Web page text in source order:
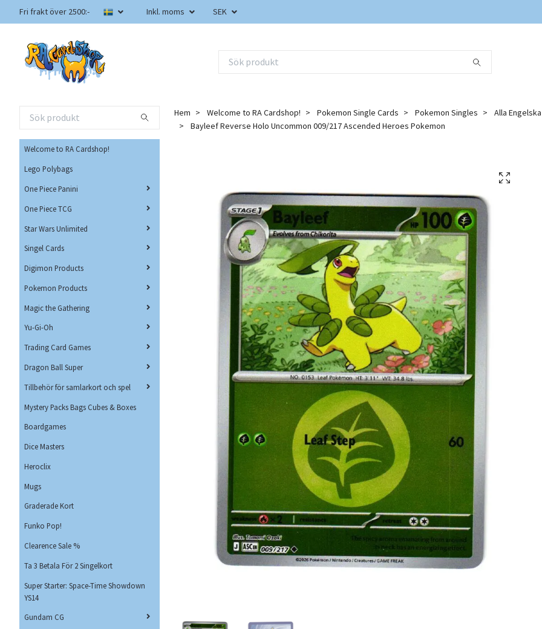
Fri frakt över 2500:- Inkl. moms SEK
Welcome to RA Cardshop!
Lego Polybags
One Piece Panini
One Piece TCG
Star Wars Unlimited
Singel Cards
Digimon Products
Pokemon Products
Magic the Gathering
Yu-Gi-Oh
Trading Card Games
Dragon Ball Super
Tillbehör för samlarkort och spel
Mystery Packs Bags Cubes & Boxes
Boardgames
Dice Masters
Heroclix
Mugs
Graderade Kort
Funko Pop!
Clearence Sale %
Ta 3 Betala För 2 Singelkort
Super Starter: Space-Time Showdown
YS14
Gundam CG
Hem Welcome to RA Cardshop! Pokemon Single Cards Pokemon Singles Alla
Bayleef Reverse Holo Uncommon 009/217 Ascended Heroes Pokemon